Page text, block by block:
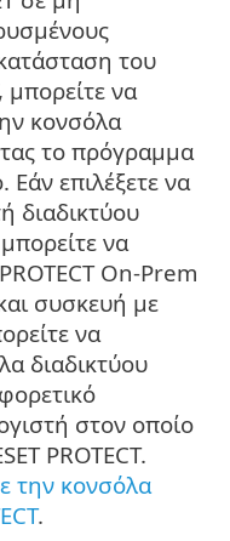
του
μπορείτε να
κονσόλα
το πρόγραμμα
Εάν επιλέξετε να
διαδικτύου
να
On-Prem
συσκευή με
να
διαδικτύου
στον οποίο
PROTECT.
την κονσόλα
.